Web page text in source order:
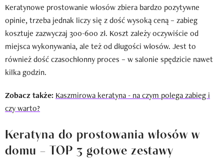
Keratynowe prostowanie włosów zbiera bardzo pozytywne
opinie, trzeba jednak liczy się z dość wysoką ceną – zabieg
kosztuje zazwyczaj 300-600 zł. Koszt zależy oczywiście od
miejsca wykonywania, ale też od długości włosów. Jest to
również dość czasochłonny proces – w salonie spędzicie nawet
kilka godzin.
Zobacz także: Kaszmirowa keratyna - na czym polega zabieg i
czy warto?
Keratyna do prostowania włosów w
domu – TOP 3 gotowe zestawy